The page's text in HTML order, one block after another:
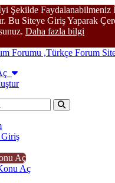
Şekilde Faydalanabilmeniz
Bu Siteye Giriş Yaparak
Daha fazla bilgi
Aç
Aç